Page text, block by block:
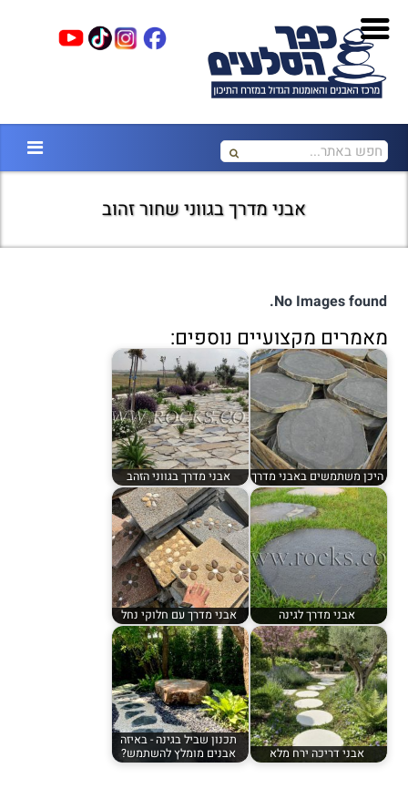
אבני מדרך בגווני שחור זהוב
No Images found.
מאמרים מקצועיים נוספים:
היכן משתמשים באבני מדרך אבני מדרך בגווני הזהב
אבני מדרך לגינה אבני מדרך עם חלוקי נחל
אבני דריכה ירח מלא
תכנון שביל בגינה - באיזה
אבנים מומלץ להשתמש?